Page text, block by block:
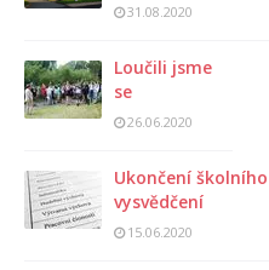
31.08.2020
Loučili jsme
se
26.06.2020
Ukončení
vysvědčení
15.06.2020